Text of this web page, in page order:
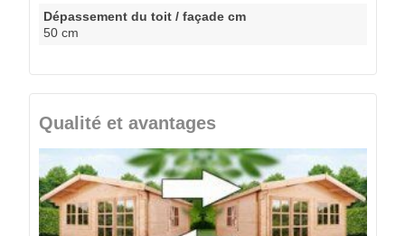
Dépassement du toit / façade cm
50 cm
Qualité et avantages